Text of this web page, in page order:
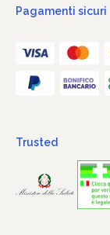
Pagamenti sicuri
Trusted